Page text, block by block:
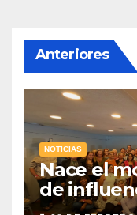
Anteriores
NOTICIAS
Nace el
de